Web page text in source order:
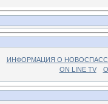
ИНФОРМАЦИЯ О
ON LINE TV